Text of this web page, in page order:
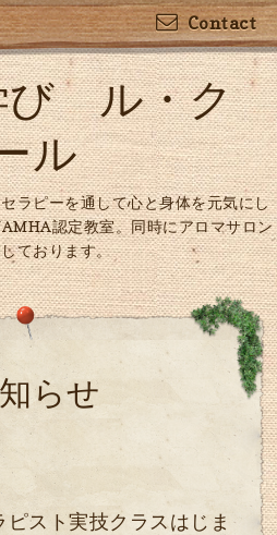
Contact
び ル・ク
ル
ラピーを通して心と身体を元気にし
認定教室。同時にアロマサロン
ております。
らせ
スト実技クラスはじま